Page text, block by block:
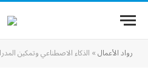
رواد الأعمال» الذكاء الاصطناعي وتمكين